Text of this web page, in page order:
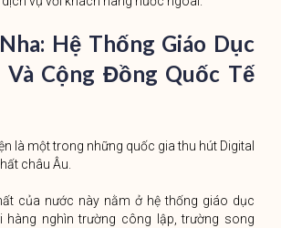
Hệ Thống Giáo Dục
Và Cộng Đồng Quốc Tế
là một trong những quốc gia thu hút Digital
châu Âu.
của nước này nằm ở hệ thống giáo dục
hàng nghìn trường công lập, trường song